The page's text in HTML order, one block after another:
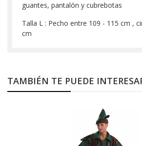
guantes, pantalón y cubrebotas
Talla L : Pecho entre 109 - 115 cm ,
cm
TAMBIÉN TE PUEDE